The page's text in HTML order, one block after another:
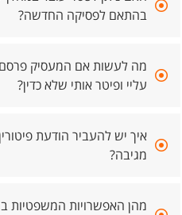
בהתאם לפסיקה החדשה?
מה לעשות אם המעסיק פרסם
עליי ופיטר אותי שלא כדין?
איך יש להעביר הודעת
מגיבה?
מהן האפשרויות